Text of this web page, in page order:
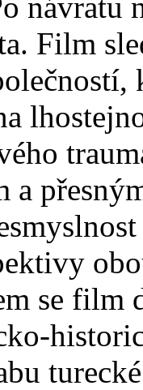
Film
a
se film